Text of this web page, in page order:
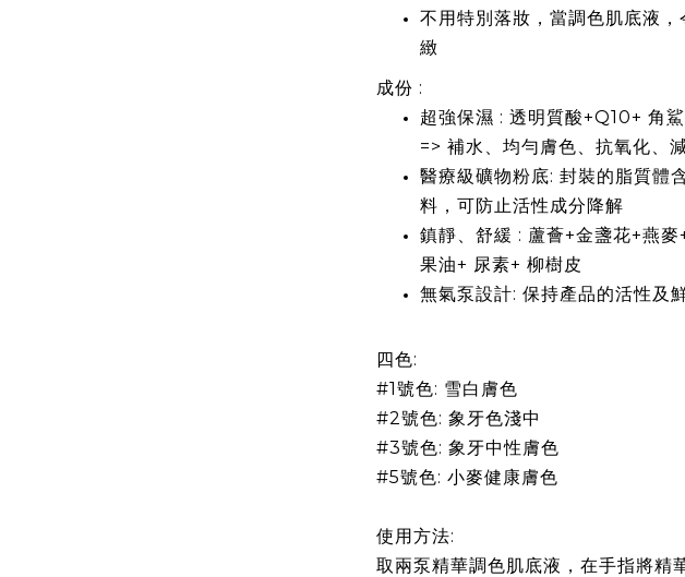
不用特別落妝，當調色肌底液，
緻
成份 :
超強保濕 : 透明質酸+Q10+ 角
=> 補水、均勻膚色、抗氧化、
醫療級礦物粉底: 封裝的脂質體
料，可防止活性成分降解
鎮靜、舒緩 : 蘆薈+金盞花+燕麥
果油+ 尿素+ 柳樹皮
無氣泵設計: 保持產品的活性及
四色:
#1號色: 雪白膚色
#2號色: 象牙色淺中
#3號色: 象牙中性膚色
#5號色: 小麥健康膚色
使用方法:
取兩泵精華調色肌底液，在手指將精